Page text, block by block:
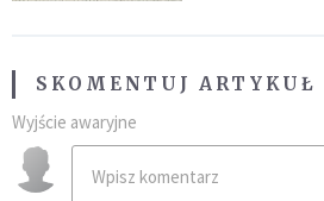
SKOMENTUJ ARTYKUŁ
Wyjście awaryjne